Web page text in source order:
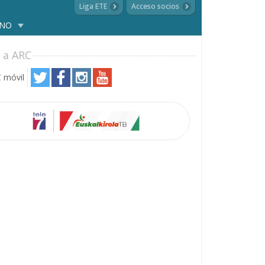
Liga ETE Acceso socios
ARC
móvil